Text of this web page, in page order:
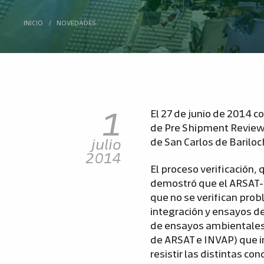
INICIO / NOVEDADES
1
julio
2014
El 27 de junio de 2014
de Pre Shipment
de San Carlos de
El proceso verificación,
demostró que el
que no se verifican
integración y ensayos
de ensayos
de ARSAT e INVAP)
resistir las distintas